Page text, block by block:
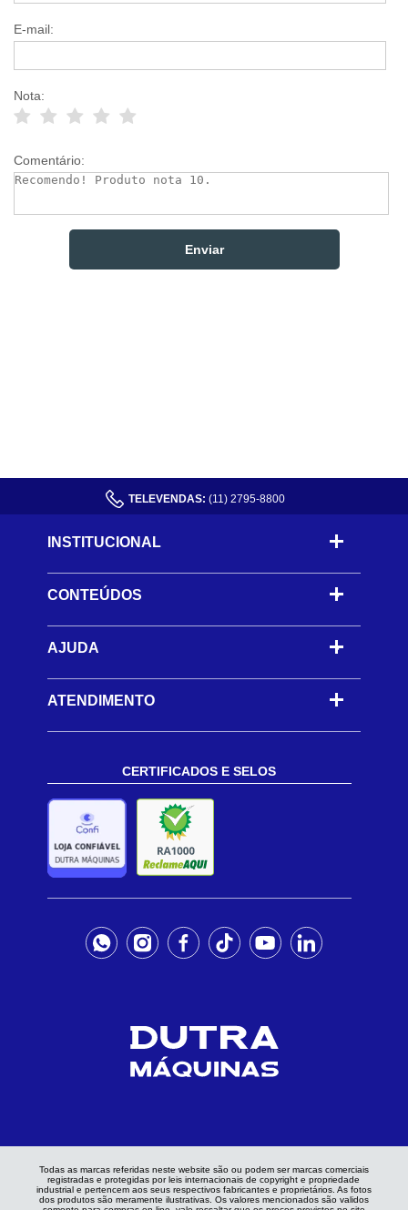
E-mail:
Nota:
Comentário:
TELEVENDAS: (11) 2795-8800
INSTITUCIONAL
CONTEÚDOS -
AJUDA -
ATENDIMENTO
CERTIFICADOS E SELOS
Todas as marcas referidas neste website são ou podem ser marcas comerciais
registradas e protegidas por leis internacionais de copyright e propriedade
industrial e pertencem aos seus respectivos fabricantes e proprietários. As fotos
dos produtos são meramente ilustrativas. Os valores mencionados são validos